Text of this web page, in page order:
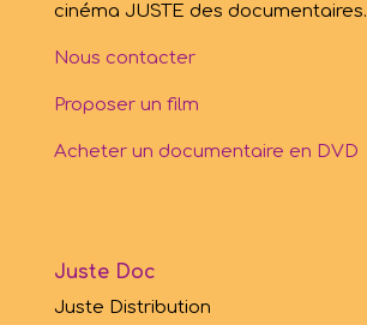
cinéma JUSTE des documentaires.
Nous contacter
Proposer un film
Acheter un documentaire en DVD
Juste Doc
Juste Distribution